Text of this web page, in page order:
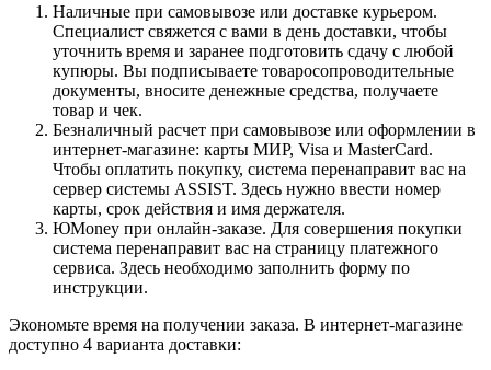
Наличные при самовывозе или доставке курьером.
Специалист свяжется с вами в день доставки, чтобы
уточнить время и заранее подготовить сдачу с любой
купюры. Вы подписываете товаросопроводительные
документы, вносите денежные средства, получаете
товар и чек.
Безналичный расчет при самовывозе или оформлении в
интернет-магазине: карты МИР, Visa и MasterCard.
Чтобы оплатить покупку, система перенаправит вас на
сервер системы ASSIST. Здесь нужно ввести номер
карты, срок действия и имя держателя.
ЮMoney при онлайн-заказе. Для совершения покупки
система перенаправит вас на страницу платежного
сервиса. Здесь необходимо заполнить форму по
инструкции.
Экономьте время на получении заказа. В интернет-магазине
доступно 4 варианта доставки: